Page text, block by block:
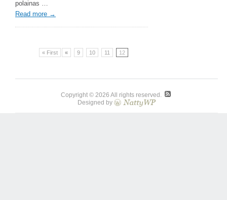
polainas …
Read more →
« First « 9 10 11 12
Copyright © 2026 All rights reserved.
Designed by